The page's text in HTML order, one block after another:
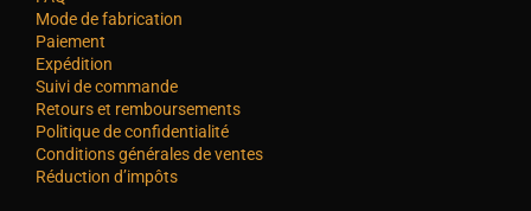
Mode de fabrication
Paiement
Expédition
Suivi de commande
Retours et remboursements
Politique de confidentialité
Conditions générales de ventes
Réduction d’impôts